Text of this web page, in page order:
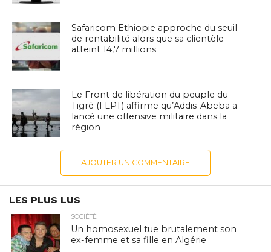
Safaricom Ethiopie approche du seuil
de rentabilité alors que sa clientèle
atteint 14,7 millions
Le Front de libération du peuple du
Tigré (FLPT) affirme qu’Addis-Abeba a
lancé une offensive militaire dans la
région
AJOUTER UN COMMENTAIRE
LES PLUS LUS
SOCIÉTÉ
Un homosexuel tue brutalement son
ex-femme et sa fille en Algérie